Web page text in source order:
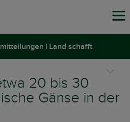
| Land schafft
20 bis 30
Gänse in der